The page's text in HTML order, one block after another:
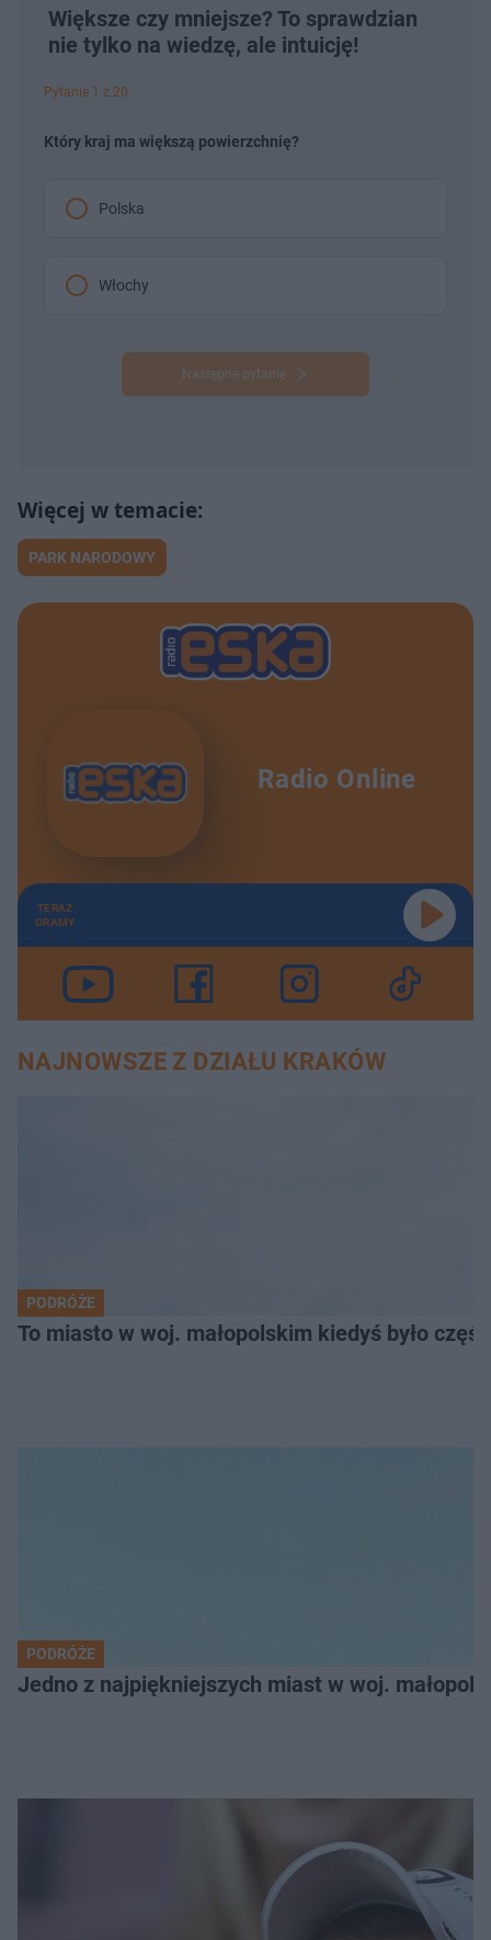
Większe czy mniejsze? To sprawdzian
nie tylko na wiedzę, ale intuicję!
Pytanie 1 z 20
Który kraj ma większą powierzchnię?
Polska
Włochy
Następne pytanie
PARK NARODOWY
Radio Online
TERAZ
GRAMY
NAJNOWSZE Z DZIAŁU KRAKÓW
PODRÓŻE
To miasto w woj. małopolskim kiedyś było
PODRÓŻE
Jedno z najpiękniejszych miast w woj.